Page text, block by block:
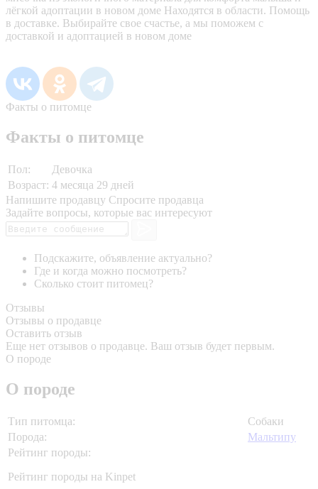
лёгкой адоптации в новом доме Находятся в области. Помощь
в доставке. Выбирайте свое счастье, а мы поможем с
доставкой и адоптацией в новом доме
Факты о питомце
Факты о питомце
Пол:
Девочка
Возраст: 4 месяца 29 дней
Напишите продавцу Спросите продавца
Задайте вопросы, которые вас интересуют
Подскажите, объявление актуально?
Где и когда можно посмотреть?
Сколько стоит питомец?
Отзывы
Отзывы о продавце
Оставить отзыв
Еще нет отзывов о продавце. Ваш отзыв будет первым.
О породе
О породе
Тип питомца:
Собаки
Порода:
Мальтипу
Рейтинг породы:
Рейтинг породы на Kinpet